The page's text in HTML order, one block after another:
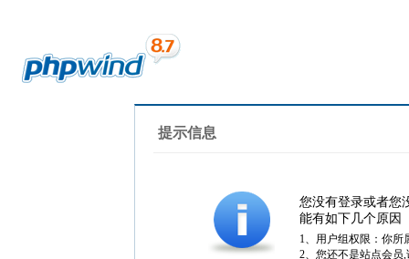
提示信息
您没有登录或者您
能有如下几个原因
1、用户组权限：你所
2、您还不是站点会员